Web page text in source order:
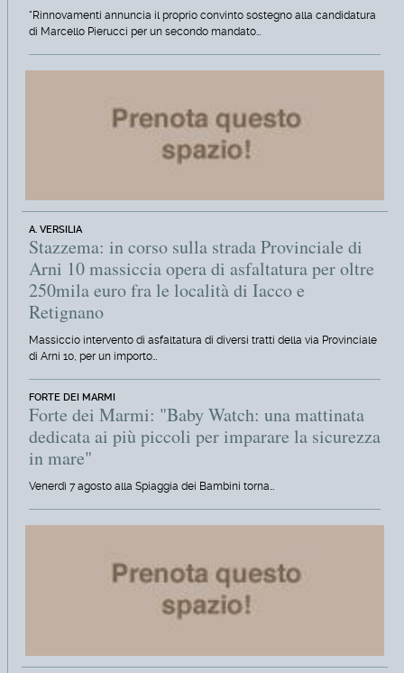
"Rinnovamenti annuncia il proprio convinto sostegno alla candidatura
di Marcello Pierucci per un secondo mandato…
A. VERSILIA
Stazzema: in corso sulla strada Provinciale di
Arni 10 massiccia opera di asfaltatura per oltre
250mila euro fra le località di Iacco e
Retignano
Massiccio intervento di asfaltatura di diversi tratti della via Provinciale
di Arni 10, per un importo…
FORTE DEI MARMI
Forte dei Marmi: "Baby Watch: una mattinata
dedicata ai più piccoli per imparare la sicurezza
in mare"
Venerdì 7 agosto alla Spiaggia dei Bambini torna…